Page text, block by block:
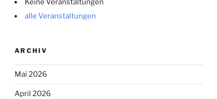
Keine Veranstaltungen
alle Veranstaltungen
ARCHIV
Mai 2026
April 2026